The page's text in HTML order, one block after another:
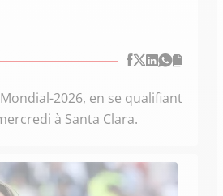
2026, en se qualifiant
à Santa Clara.